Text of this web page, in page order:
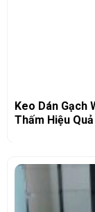
Keo Dán Gạch
Thấm Hiệu